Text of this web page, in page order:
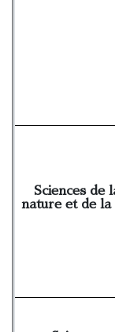
Sciences de
nature et de la